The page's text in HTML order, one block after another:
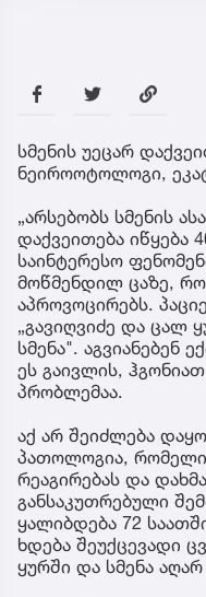
სმენის უეცარ
ნეიროოტოლოგი,
„არსებობს სმენის
დაქვეითება იწყება
საინტერესო
მოწმენდილ ცაზე,
აპროვოცირებს.
„გავიღვიძე და ცალ
სმენა". აგვიანებენ
ეს გაივლის,
პრობლემაა.
აქ არ შეიძლება
პათოლოგია,
რეაგირებას და
განსაკუთრებული
ყალიბდება 72
ხდება შეუქცევადი
ყურში და სმენა